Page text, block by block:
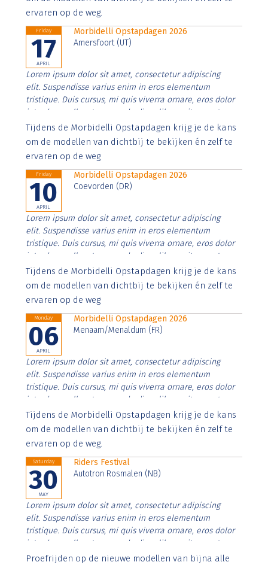
ervaren op de weg.
Friday
17
APRIL
Morbidelli Opstapdagen 2026
Amersfoort (UT)
Lorem ipsum dolor sit amet, consectetur adipiscing
elit. Suspendisse varius enim in eros elementum
tristique. Duis cursus, mi quis viverra ornare, eros dolor
interdum nulla, ut commodo diam libero vitae erat.
Aenean faucibus nibh et justo cursus id rutrum lorem
imperdiet. Nunc ut sem vitae risus tristique posuere.
Tijdens de Morbidelli Opstapdagen krijg je de kans
om de modellen van dichtbij te bekijken én zelf te
ervaren op de weg
Friday
10
APRIL
Morbidelli Opstapdagen 2026
Coevorden (DR)
Lorem ipsum dolor sit amet, consectetur adipiscing
elit. Suspendisse varius enim in eros elementum
tristique. Duis cursus, mi quis viverra ornare, eros dolor
interdum nulla, ut commodo diam libero vitae erat.
Aenean faucibus nibh et justo cursus id rutrum lorem
imperdiet. Nunc ut sem vitae risus tristique posuere.
Tijdens de Morbidelli Opstapdagen krijg je de kans
om de modellen van dichtbij te bekijken én zelf te
ervaren op de weg
Monday
06
APRIL
Morbidelli Opstapdagen 2026
Menaam/Menaldum (FR)
Lorem ipsum dolor sit amet, consectetur adipiscing
elit. Suspendisse varius enim in eros elementum
tristique. Duis cursus, mi quis viverra ornare, eros dolor
interdum nulla, ut commodo diam libero vitae erat.
Aenean faucibus nibh et justo cursus id rutrum lorem
imperdiet. Nunc ut sem vitae risus tristique posuere.
Tijdens de Morbidelli Opstapdagen krijg je de kans
om de modellen van dichtbij te bekijken én zelf te
ervaren op de weg.
Saturday
30
MAY
Riders Festival
Autotron Rosmalen (NB)
Lorem ipsum dolor sit amet, consectetur adipiscing
elit. Suspendisse varius enim in eros elementum
tristique. Duis cursus, mi quis viverra ornare, eros dolor
interdum nulla, ut commodo diam libero vitae erat.
Aenean faucibus nibh et justo cursus id rutrum lorem
Proefrijden op de nieuwe modellen van bijna alle